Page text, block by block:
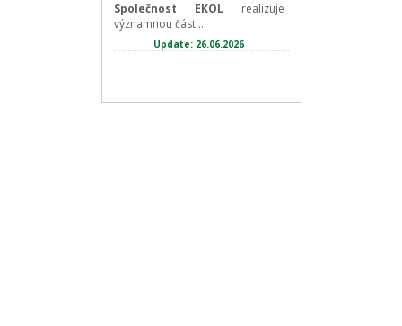
Společnost EKOLrealizuje
významnou část...
Update: 26.06.2026